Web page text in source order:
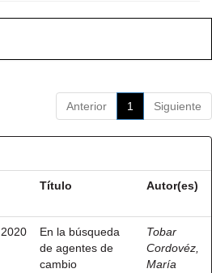
Anterior 1 Siguiente
Título Autor(es)
2020
En la búsqueda
de agentes de
cambio
Tobar
Cordovéz,
María